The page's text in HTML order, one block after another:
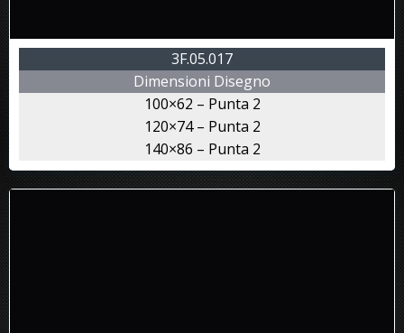
3F.05.017
Dimensioni Disegno
100×62 – Punta 2
120×74 – Punta 2
140×86 – Punta 2